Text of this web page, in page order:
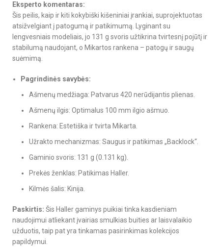
Eksperto komentaras:
Šis peilis, kaip ir kiti kokybiški kišeniniai įrankiai, suprojektuotas
atsižvelgiant į patogumą ir patikimumą. Lyginant su
lengvesniais modeliais, jo 131 g svoris užtikrina tvirtesnį pojūtį ir
stabilumą naudojant, o Mikartos rankena – patogų ir saugų
suėmimą.
Pagrindinės savybės:
Ašmenų medžiaga: Patvarus 420 nerūdijantis plienas.
Ašmenų ilgis: Optimalus 100 mm ilgio ašmuo.
Rankena: Estetiška ir tvirta Mikarta.
Užrakto mechanizmas: Saugus ir patikimas „Backlock“.
Gaminio svoris: 131 g (0.131 kg).
Prekės ženklas: Patikimas Haller.
Kilmės šalis: Kinija.
Paskirtis: Šis Haller gaminys puikiai tinka kasdieniam
naudojimui atliekant įvairias smulkias buities ar laisvalaikio
užduotis, taip pat yra tinkamas pasirinkimas kolekcijos
papildymui.